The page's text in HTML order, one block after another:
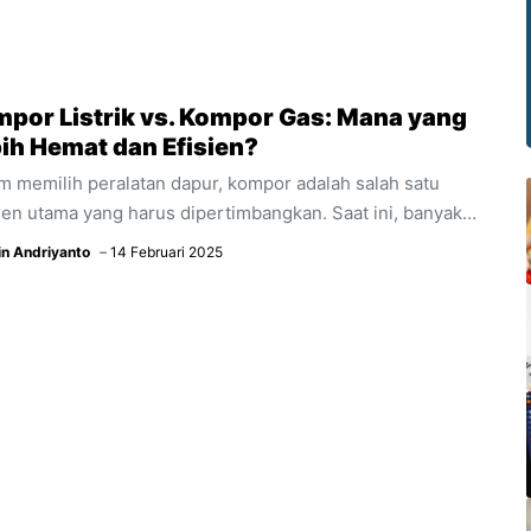
Listrik vs. Kompor Gas: Mana yang
Hemat dan Efisien?
memilih peralatan dapur, kompor adalah salah satu
utama yang harus dipertimbangkan. Saat ini, banyak
mulai beralih dari kompor gas ke kompor listrik karena
Andriyanto 14 Februari 2025